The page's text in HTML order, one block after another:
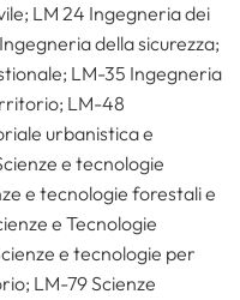
LM 24 Ingegneria dei
della sicurezza;
LM-35 Ingegneria
LM-48
urbanistica e
e tecnologie
e tecnologie forestali e
e Tecnologie
e tecnologie per
LM-79 Scienze